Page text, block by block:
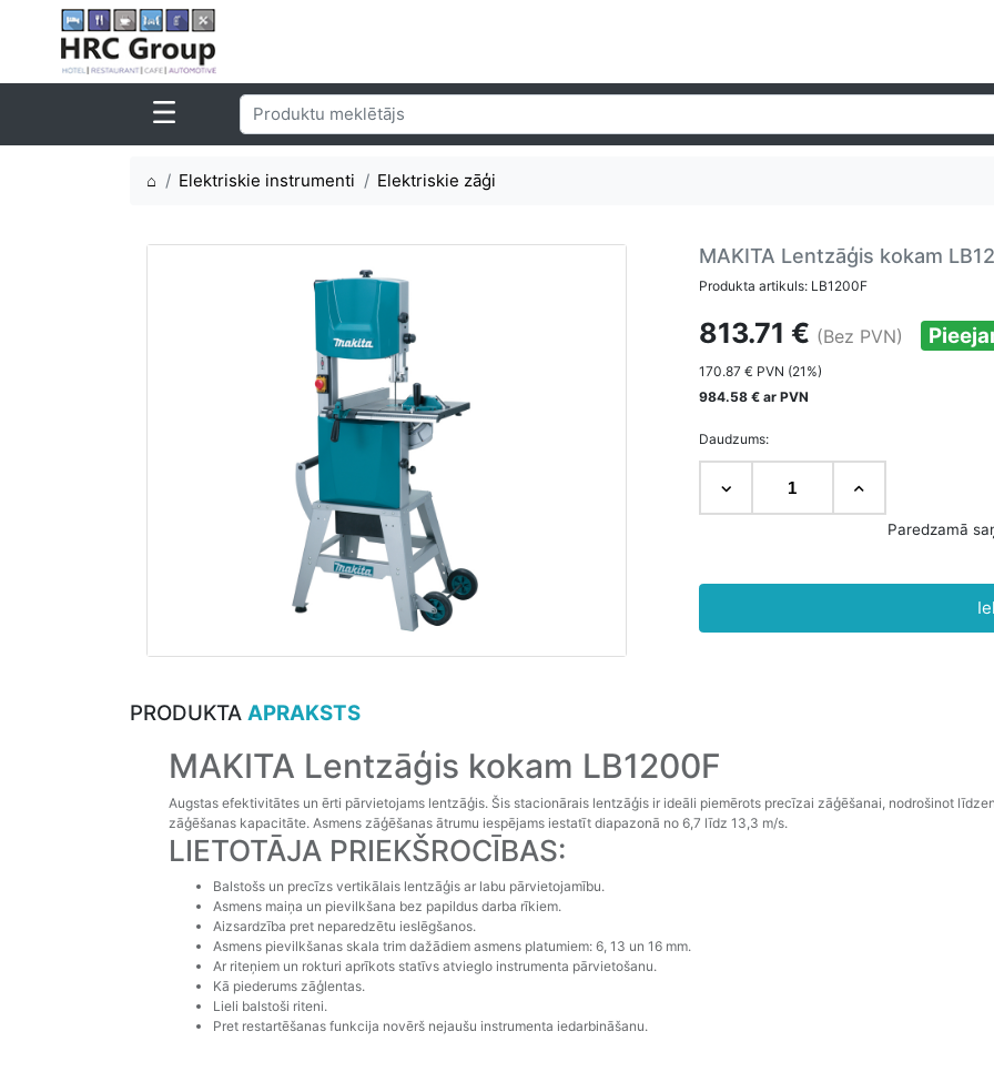
⌂ Elektriskie instrumenti Elektriskie zāģi
MAKITA Lentzāģis kokam
Produkta artikuls: LB1200F
813.71 € (Bez PVN)
170.87 € PVN (21%)
984.58 € ar PVN
Daudzums:
PRODUKTA APRAKSTS
MAKITA Lentzāģis kokam LB1200F
Augstas efektivitātes un ērti pārvietojams lentzāģis. Šis stacionārais lentzāģis ir ideāli piemērots precīzai zāģēšanai, nodrošinot
zāģēšanas kapacitāte. Asmens zāģēšanas ātrumu iespējams iestatīt diapazonā no 6,7 līdz 13,3 m/s.
LIETOTĀJA PRIEKŠROCĪBAS:
Balstošs un precīzs vertikālais lentzāģis ar labu pārvietojamību.
Asmens maiņa un pievilkšana bez papildus darba rīkiem.
Aizsardzība pret neparedzētu ieslēgšanos.
Asmens pievilkšanas skala trim dažādiem asmens platumiem: 6, 13 un 16 mm.
Ar riteņiem un rokturi aprīkots statīvs atvieglo instrumenta pārvietošanu.
Kā piederums zāģlentas.
Lieli balstoši riteni.
Pret restartēšanas funkcija novērš nejaušu instrumenta iedarbināšanu.